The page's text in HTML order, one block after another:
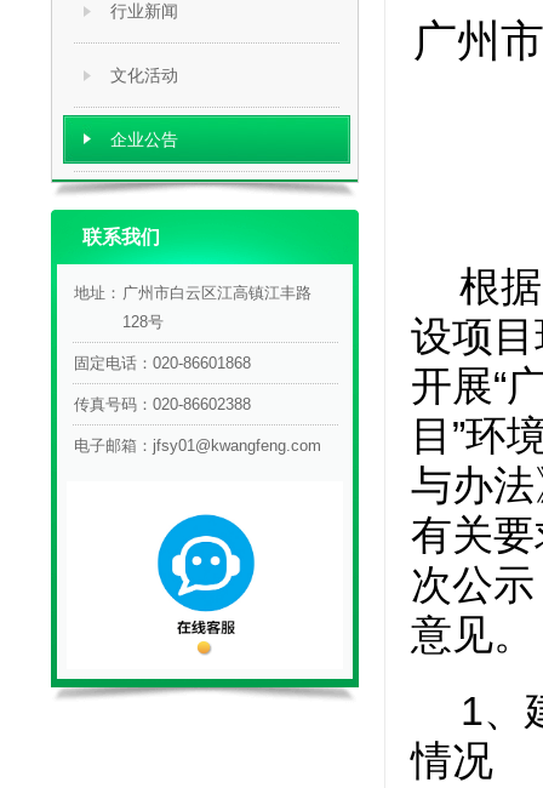
行业新闻
文化活动
企业公告
联系我们
地址： 广州市白云区江高镇江丰路
128号
固定电话：020-86601868
传真号码：020-86602388
电子邮箱： jfsy01@kwangfeng.com
广州
根
设项
开展“
目 ”环
与办
有关
次公
意见。
1、
情况